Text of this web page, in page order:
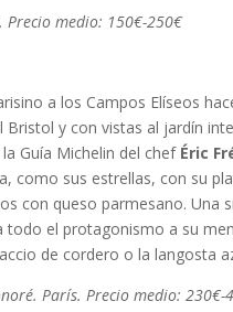
Precio medio: 150€-250€
a los Campos Elíseos
Bristol y con vistas al jardín
Guía Michelin del chef Éric
como sus estrellas, con su
con queso parmesano. Una
todo el protagonismo a su
de cordero o la langosta
París. Precio medio: 230€-